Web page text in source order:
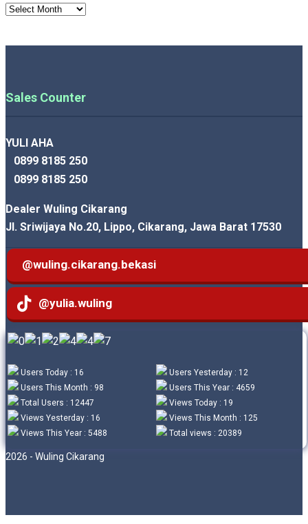
ARCHIVE
Sales Counter
YULI AHA
0899 8185 250
0899 8185 250
Dealer Wuling Cikarang
Jl. Sriwijaya No.20, Lippo, Cikarang, Jawa Barat 17530
@wuling.cikarang.bekasi
@yulia.wuling
Users Today : 16
Users Yesterday : 12
Users This Month : 98
Users This Year : 4659
Total Users : 12447
Views Today : 19
Views Yesterday : 16
Views This Month : 125
Views This Year : 5488
Total views : 20389
2026 - Wuling Cikarang